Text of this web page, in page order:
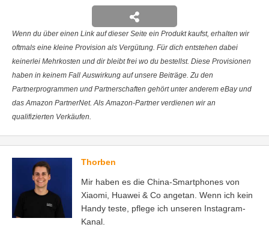
Wenn du über einen Link auf dieser Seite ein Produkt kaufst, erhalten wir
oftmals eine kleine Provision als Vergütung. Für dich entstehen dabei
keinerlei Mehrkosten und dir bleibt frei wo du bestellst. Diese Provisionen
haben in keinem Fall Auswirkung auf unsere Beiträge. Zu den
Partnerprogrammen und Partnerschaften gehört unter anderem eBay und
das Amazon PartnerNet. Als Amazon-Partner verdienen wir an
qualifizierten Verkäufen.
Thorben
Mir haben es die China-Smartphones von
Xiaomi, Huawei & Co angetan. Wenn ich kein
Handy teste, pflege ich unseren Instagram-
Kanal.